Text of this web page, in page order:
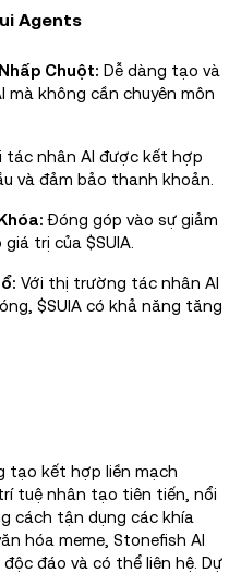
Agents
Chuột: Dễ dàng tạo và
không cần chuyên môn
tác nhân AI được kết hợp
và đảm bảo thanh khoản.
Đóng góp vào sự giảm
trị của $SUIA.
Với thị trường tác nhân AI
$SUIA có khả năng tăng
tạo kết hợp liền mạch
tuệ nhân tạo tiên tiến, nổi
cách tận dụng các khía
hóa meme, Stonefish AI
đáo và có thể liên hệ. Dự